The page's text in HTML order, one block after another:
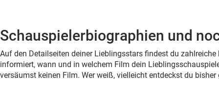
Schauspielerbiographien und
Auf den Detailseiten deiner Lieblingsstars findest du
informiert, wann und in welchem Film dein
versäumst keinen Film. Wer weiß, vielleicht entdeckst du